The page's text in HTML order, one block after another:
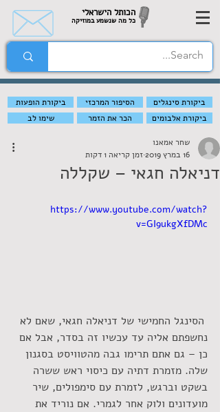
הכותל הישראלי
כל מה שנשמע במוזיקה
ביקורת הופעות הסיפור המרכזי
ביקורת סינגלים
שימו לב
הכר את הזמר ביקורת אלבומים
דניאלה חגאי – שקללה
שחר אמאנו
16 במרץ 2019
זמן קריאה 1 דקות
https://www.youtube.com/watch?
v=GI9ukgXfDMc
הסינגל החמישי של דניאלה חגאי, שאם לא
נחשפתם אליה עד עכשיו זה בסדר, אבל אם
כן – גם אתם תרימו גבה מהטוויסט בסגנון
שלה. מזמרת דתיה עם כיסוי ראש ששרה
בשקט וברגש, לזמרת עם סימפולים, שיר
מועדונים ולוק אחר לגמרי. אם נוריד את